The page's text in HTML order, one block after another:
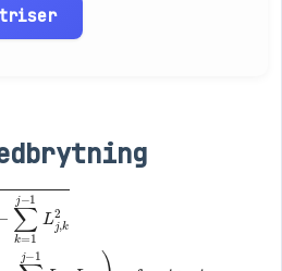
Lj, j=
, k2L i,j
j ,k) for